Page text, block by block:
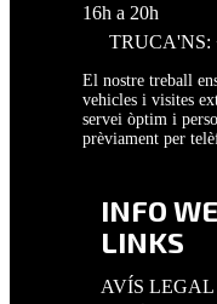
16h a 20h
TRUCA'NS:
El nostre treball
vehicles i visites
servei òptim i
prèviament per
INFO
LINKS
AVÍS LEGAL